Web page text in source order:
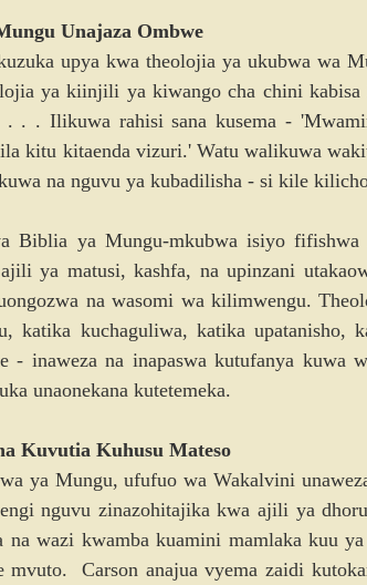
Unajaza Ombwe
upya kwa theolojia ya ukubwa wa
ya kiinjili ya kiwango cha chini
. . Ilikuwa rahisi sana kusema -
kitu kitaenda vizuri.' Watu walikuwa
na nguvu ya kubadilisha - si kile
Biblia ya Mungu-mkubwa isiyo fifishwa
ya matusi, kashfa, na upinzani
na wasomi wa kilimwengu.
katika kuchaguliwa, katika upatanisho,
- inaweza na inapaswa kutufanya kuwa
unaonekana kutetemeka.
Kuvutia Kuhusu Mateso
ya Mungu, ufufuo wa Wakalvini
nguvu zinazohitajika kwa ajili ya
na wazi kwamba kuamini mamlaka kuu
mvuto.  Carson anajua vyema zaidi